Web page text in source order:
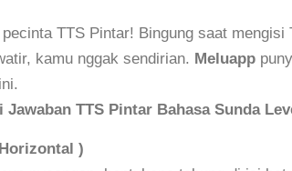
TTS Pintar! Bingung saat
kamu nggak sendirian. Meluapp
Jawaban TTS Pintar Bahasa Sunda
)